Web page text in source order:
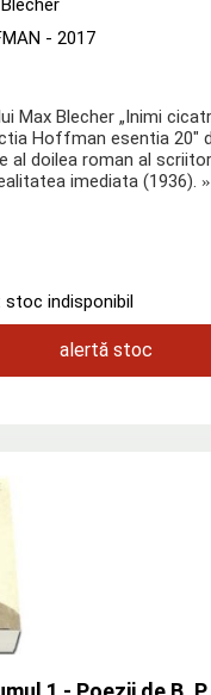
- 2017
Max Blecher „Inimi
Hoffman esentia 20"
al doilea roman al
imediata (1936).
stoc indisponibil
alertă stoc